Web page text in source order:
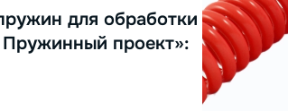
для обработки
проект»: